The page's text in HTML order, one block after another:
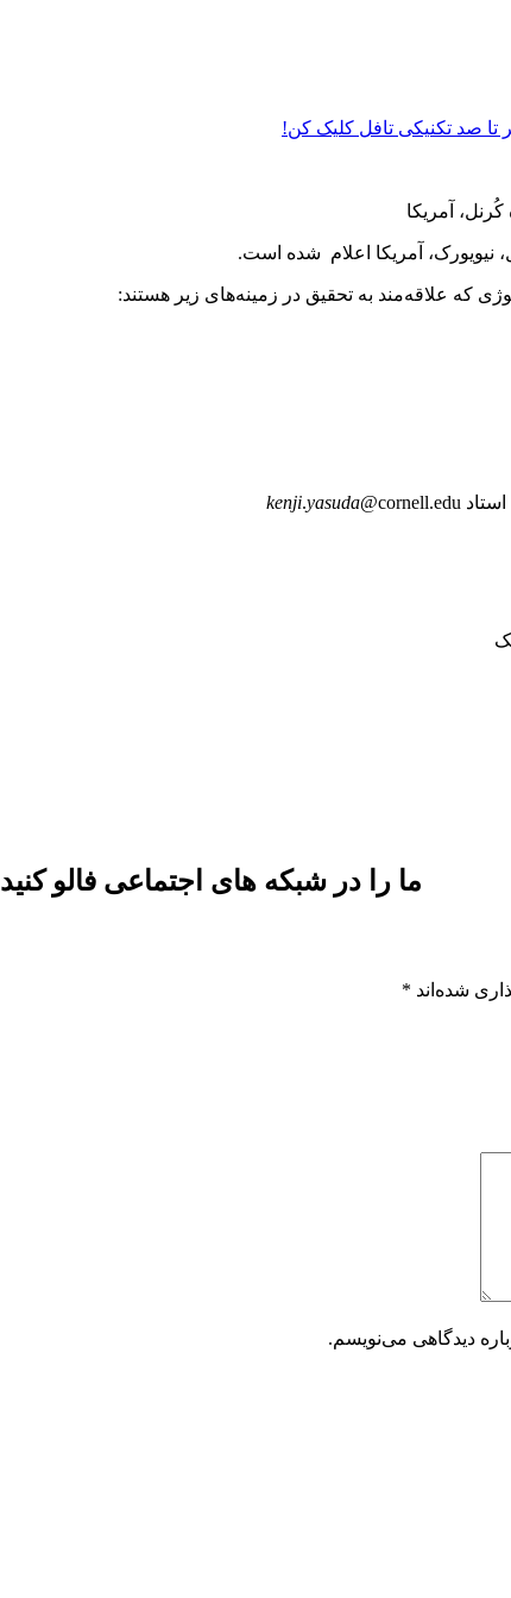
تا صد تکنیکی تافل کلیک کن!
آمریکا
نیویورک، آمریکا اعلام شده است.
که علاقه‌مند به تحقیق در زمینه‌های زیر هستند:
kenji.yasuda@cornell.edu
ما را در شبکه های اجتماعی فالو کنید
شده‌اند *
دیدگاهی می‌نویسم.